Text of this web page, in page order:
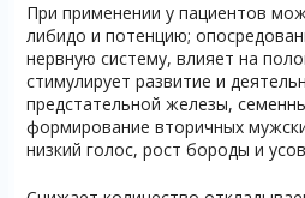
При применении у пациентов
либидо и потенцию;
нервную систему, влияет на
стимулирует развитие и
предстательной железы,
формирование вторичных
низкий голос, рост бороды и